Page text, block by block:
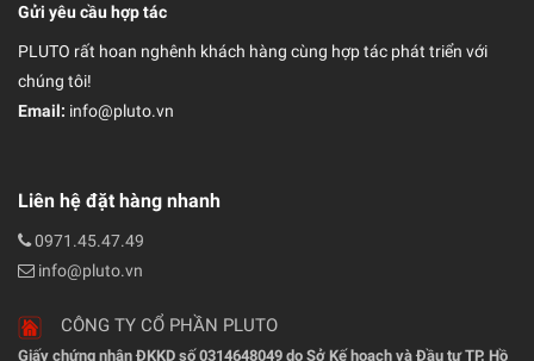
Gửi yêu cầu hợp tác
PLUTO rất hoan nghênh khách hàng cùng hợp tác phát triển với
chúng tôi!
Email: info@pluto.vn
Liên hệ đặt hàng nhanh
0971.45.47.49
info@pluto.vn
CÔNG TY CỔ PHẦN PLUTO
Giấy chứng nhận ĐKKD số 0314648049 do Sở Kế hoạch và Đầu tư TP. Hồ